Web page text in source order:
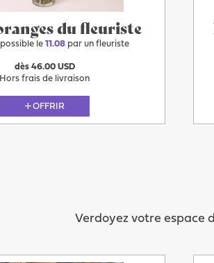
du fleuriste
le11.08 par un fleuriste
dès 46.00 USD
Hors frais de livraison
OFFRIR
Verdoyez votre espace